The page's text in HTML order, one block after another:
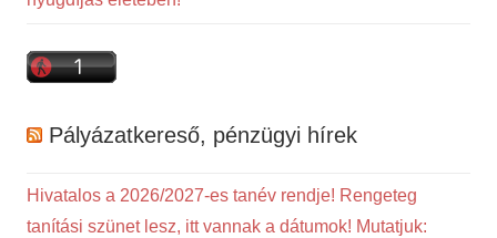
Pályázatkereső, pénzügyi hírek
Hivatalos a 2026/2027-es tanév rendje! Rengeteg
tanítási szünet lesz, itt vannak a dátumok! Mutatjuk: